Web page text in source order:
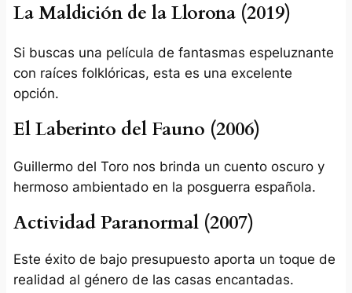
La Maldición de la Llorona (2019)
Si buscas una película de fantasmas espeluznante
con raíces folklóricas, esta es una excelente
opción.
El Laberinto del Fauno (2006)
Guillermo del Toro nos brinda un cuento oscuro y
hermoso ambientado en la posguerra española.
Actividad Paranormal (2007)
Este éxito de bajo presupuesto aporta un toque de
realidad al género de las casas encantadas.